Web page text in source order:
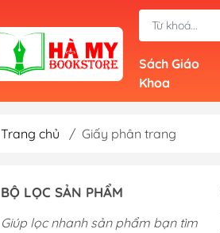
Sách Giáo
Khoa
Trang chủ / Giấy phân trang
BỘ LỌC SẢN PHẨM
Giúp lọc nhanh sản phẩm bạn tìm